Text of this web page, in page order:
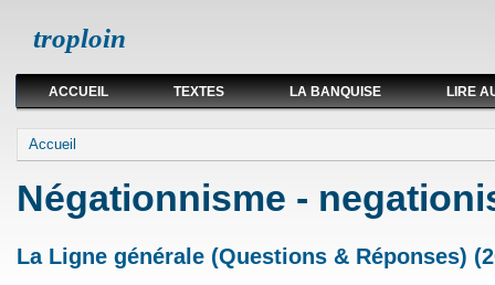
troploin
ACCUEIL TEXTES LA BANQUISE LIRE
Vous êtes ici
Accueil
Négationnisme -
La Ligne générale (Questions & Réponses)